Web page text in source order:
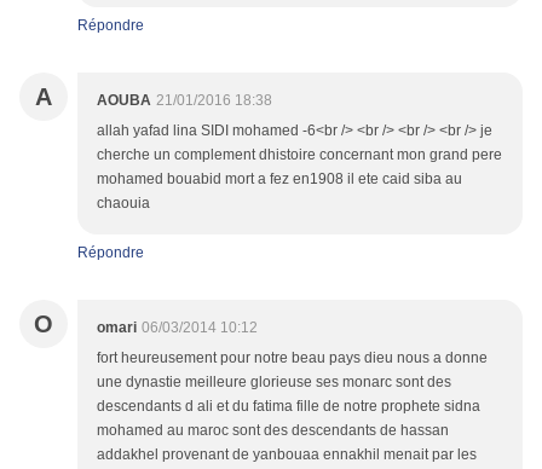
Répondre
A AOUBA 21/01/2016 18:38
allah yafad lina SIDI mohamed -6<br /> <br /> <br /> <br /> je
cherche un complement dhistoire concernant mon grand pere
mohamed bouabid mort a fez en1908 il ete caid siba au
chaouia
Répondre
O omari 06/03/2014 10:12
fort heureusement pour notre beau pays dieu nous a donne
une dynastie meilleure glorieuse ses monarc sont des
descendants d ali et du fatima fille de notre prophete sidna
mohamed au maroc sont des descendants de hassan
addakhel provenant de yanbouaa ennakhil menait par les